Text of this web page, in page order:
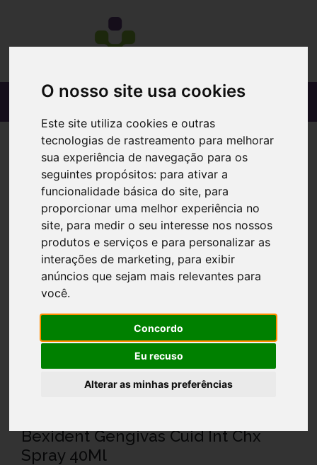
O nosso site usa cookies
Este site utiliza cookies e outras
tecnologias de rastreamento para melhorar
sua experiência de navegação para os
seguintes propósitos: para ativar a
funcionalidade básica do site, para
proporcionar uma melhor experiência no
site, para medir o seu interesse nos nossos
produtos e serviços e para personalizar as
interações de marketing, para exibir
anúncios que sejam mais relevantes para
você.
Concordo
Eu recuso
Alterar as minhas preferências
Bexident Gengivas Cuid Int Chx
Spray 40Ml